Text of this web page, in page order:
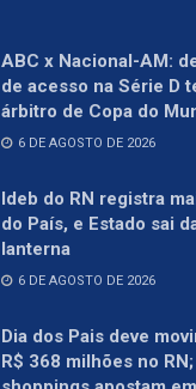
ABC x Nacional-AM:
de acesso na Série D
árbitro de Copa do
6 DE AGOSTO DE 2026
Ideb do RN registra
do País, e Estado sai
lanterna
6 DE AGOSTO DE 2026
Dia dos Pais deve
R$ 368 milhões no RN;